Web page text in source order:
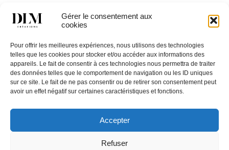
Gérer le consentement aux
cookies
Pour offrir les meilleures expériences, nous utilisons des technologies
telles que les cookies pour stocker et/ou accéder aux informations des
appareils. Le fait de consentir à ces technologies nous permettra de traiter
des données telles que le comportement de navigation ou les ID uniques
sur ce site. Le fait de ne pas consentir ou de retirer son consentement peut
avoir un effet négatif sur certaines caractéristiques et fonctions.
Accepter
Refuser
Contactez
Nous
projet ?
Vous pouvez nous
Restons en
contact,
inscrivez
newsletter